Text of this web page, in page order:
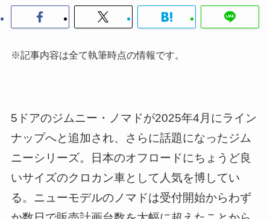
※記事内容は全て執筆時点の情報です。
5ドアのジムニー・ノマドが2025年4月にライン
ナップへと追加され、さらに話題になったジム
ニーシリーズ。日本のオフロードにちょうど良
いサイズのクロカン車として人気を博してい
る。ニューモデルのノマドは受付開始からわず